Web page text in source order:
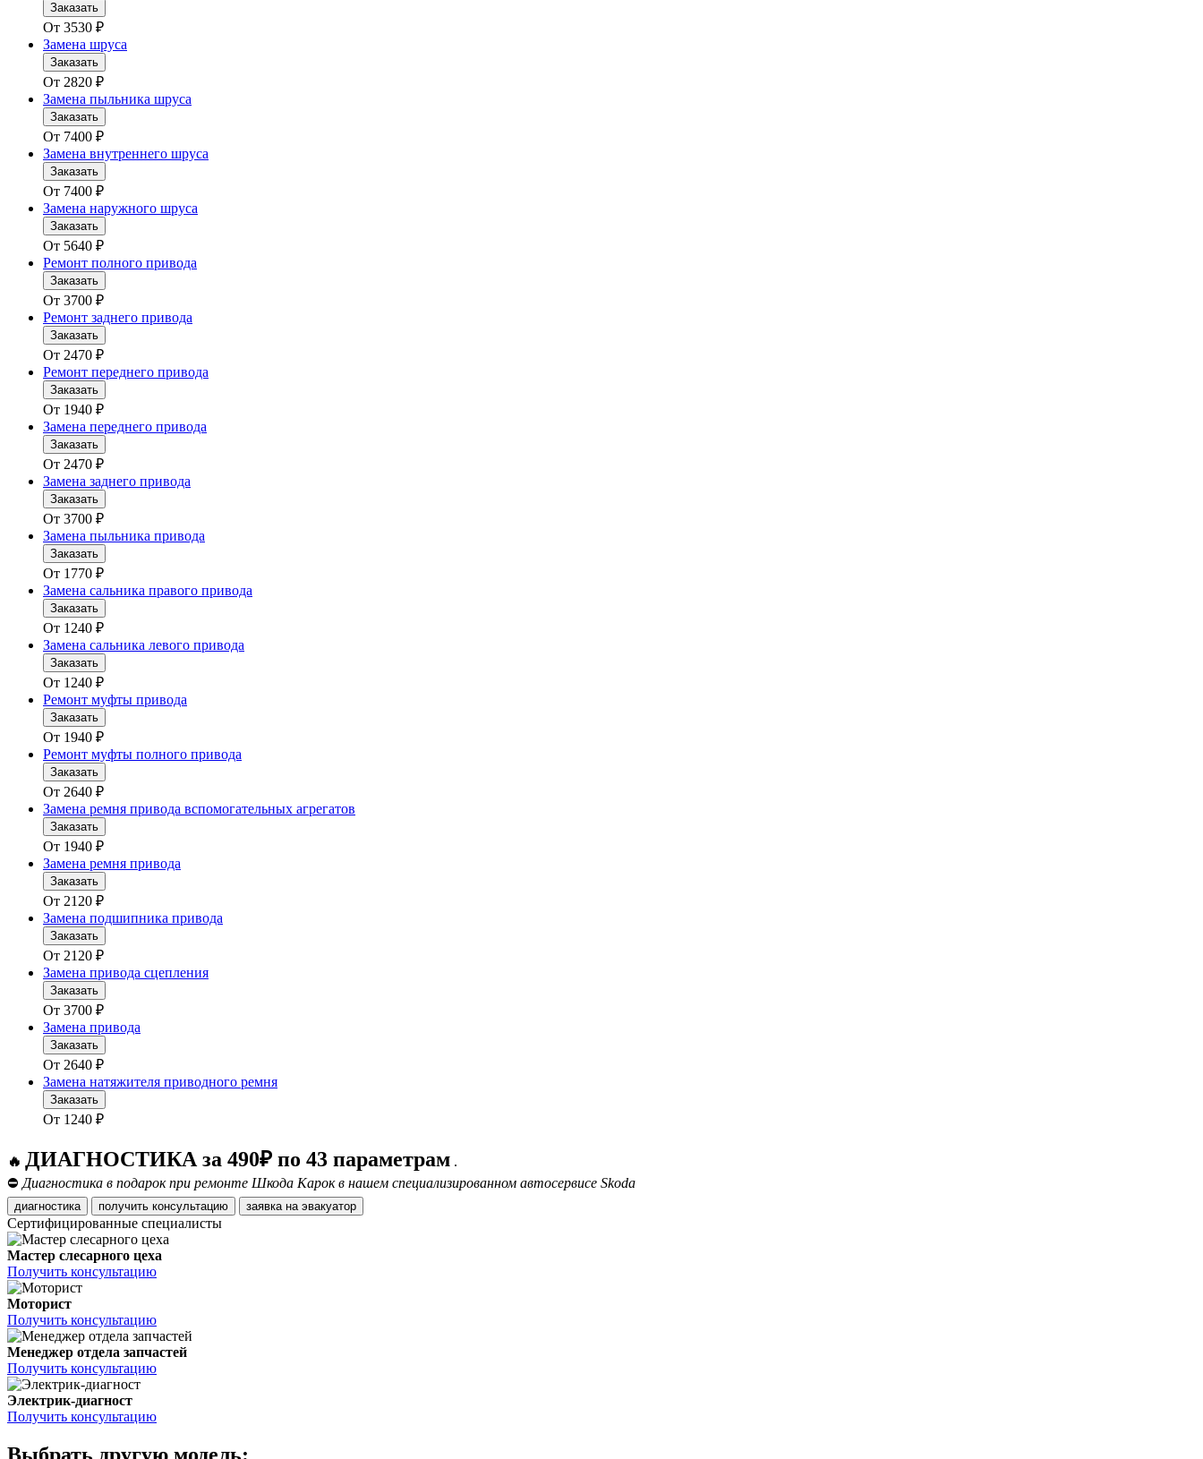
Заказать
От 3530 ₽
Замена шруса
Заказать
От 2820 ₽
Замена пыльника шруса
Заказать
От 7400 ₽
Замена внутреннего шруса
Заказать
От 7400 ₽
Замена наружного шруса
Заказать
От 5640 ₽
Ремонт полного привода
Заказать
От 3700 ₽
Ремонт заднего привода
Заказать
От 2470 ₽
Ремонт переднего привода
Заказать
От 1940 ₽
Замена переднего привода
Заказать
От 2470 ₽
Замена заднего привода
Заказать
От 3700 ₽
Замена пыльника привода
Заказать
От 1770 ₽
Замена сальника правого привода
Заказать
От 1240 ₽
Замена сальника левого привода
Заказать
От 1240 ₽
Ремонт муфты привода
Заказать
От 1940 ₽
Ремонт муфты полного привода
Заказать
От 2640 ₽
Замена ремня привода вспомогательных агрегатов
Заказать
От 1940 ₽
Замена ремня привода
Заказать
От 2120 ₽
Замена подшипника привода
Заказать
От 2120 ₽
Замена привода сцепления
Заказать
От 3700 ₽
Замена привода
Заказать
От 2640 ₽
Замена натяжителя приводного ремня
Заказать
От 1240 ₽
🔥 ДИАГНОСТИКА за 490₽ по 43 параметрам .
⛔ Диагностика в подарок при ремонте Шкода Карок в нашем специализированном автосервисе Skoda
диагностика получить консультацию заявка на эвакуатор
Сертифицированные специалисты
Мастер слесарного цеха
Получить консультацию
Моторист
Получить консультацию
Менеджер отдела запчастей
Получить консультацию
Электрик-диагност
Получить консультацию